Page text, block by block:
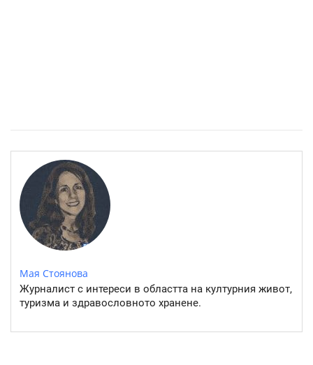
Мая Стоянова
Журналист с интереси в областта на културния живот,
туризма и здравословното хранене.